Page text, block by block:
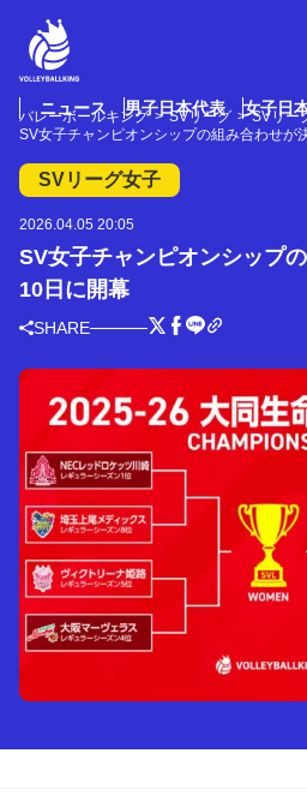
ニュース 男子日本代表 女子日
バレーボールキング SVリーグ
SVリー
SV女子チャンピオンシップの組み合わせが
SVリーグ女子
2026.04.05 20:05
SV女子チャンピオンシップ
10日に開幕
SHARE